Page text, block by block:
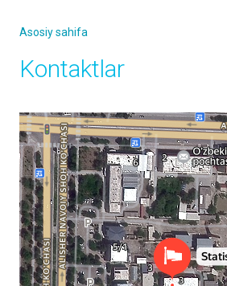
Asosiy sahifa
Kontaktlar
Buxoro viloyati statistika boshqarmasi
Vazirliklar, idoralar, davlat xizmatlari Buxoroda